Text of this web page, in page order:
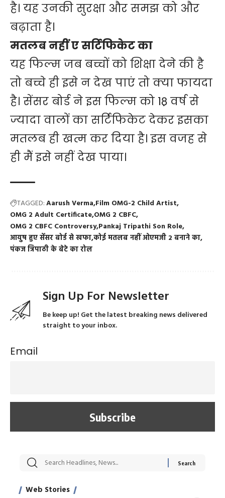
है। यह उनकी सुरक्षा और समझ को और
बढ़ाता है।
मतलब नहीं ए सर्टिफिकेट का
यह फिल्म जब बच्चों को शिक्षा देने की है
तो बच्चे ही इसे न देख पाएं तो क्या फायदा
है। सेंसर बोर्ड ने इस फिल्म को 18़ वर्ष से
ज्यादा वालों का सर्टिफिकेट देकर इसका
मतलब ही खत्म कर दिया है। इस वजह से
ही मैं इसे नहीं देख पाया।
TAGGED:Aarush Verma Film OMG-2 Child Artist
OMG 2 Adult Certificate OMG 2 CBFC
OMG 2 CBFC Controversy Pankaj Tripathi Son Role
आयुष हुए सेंसर बोर्ड से खफाकोई मतलब नहीं ओएमजी 2 बनाने का
पंकज त्रिपाठी के बेटे का रोल
Sign Up For Newsletter
Be keep up! Get the latest breaking news delivered
straight to your inbox.
Email
Web Stories
सट्टेबाजी में अरेस्ट हुए
साहिल खान
रोज एक कच्चे लहसुन